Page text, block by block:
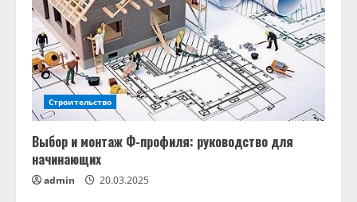
Строительство
Выбор и монтаж Ф-профиля: руководство для
начинающих
admin 20.03.2025